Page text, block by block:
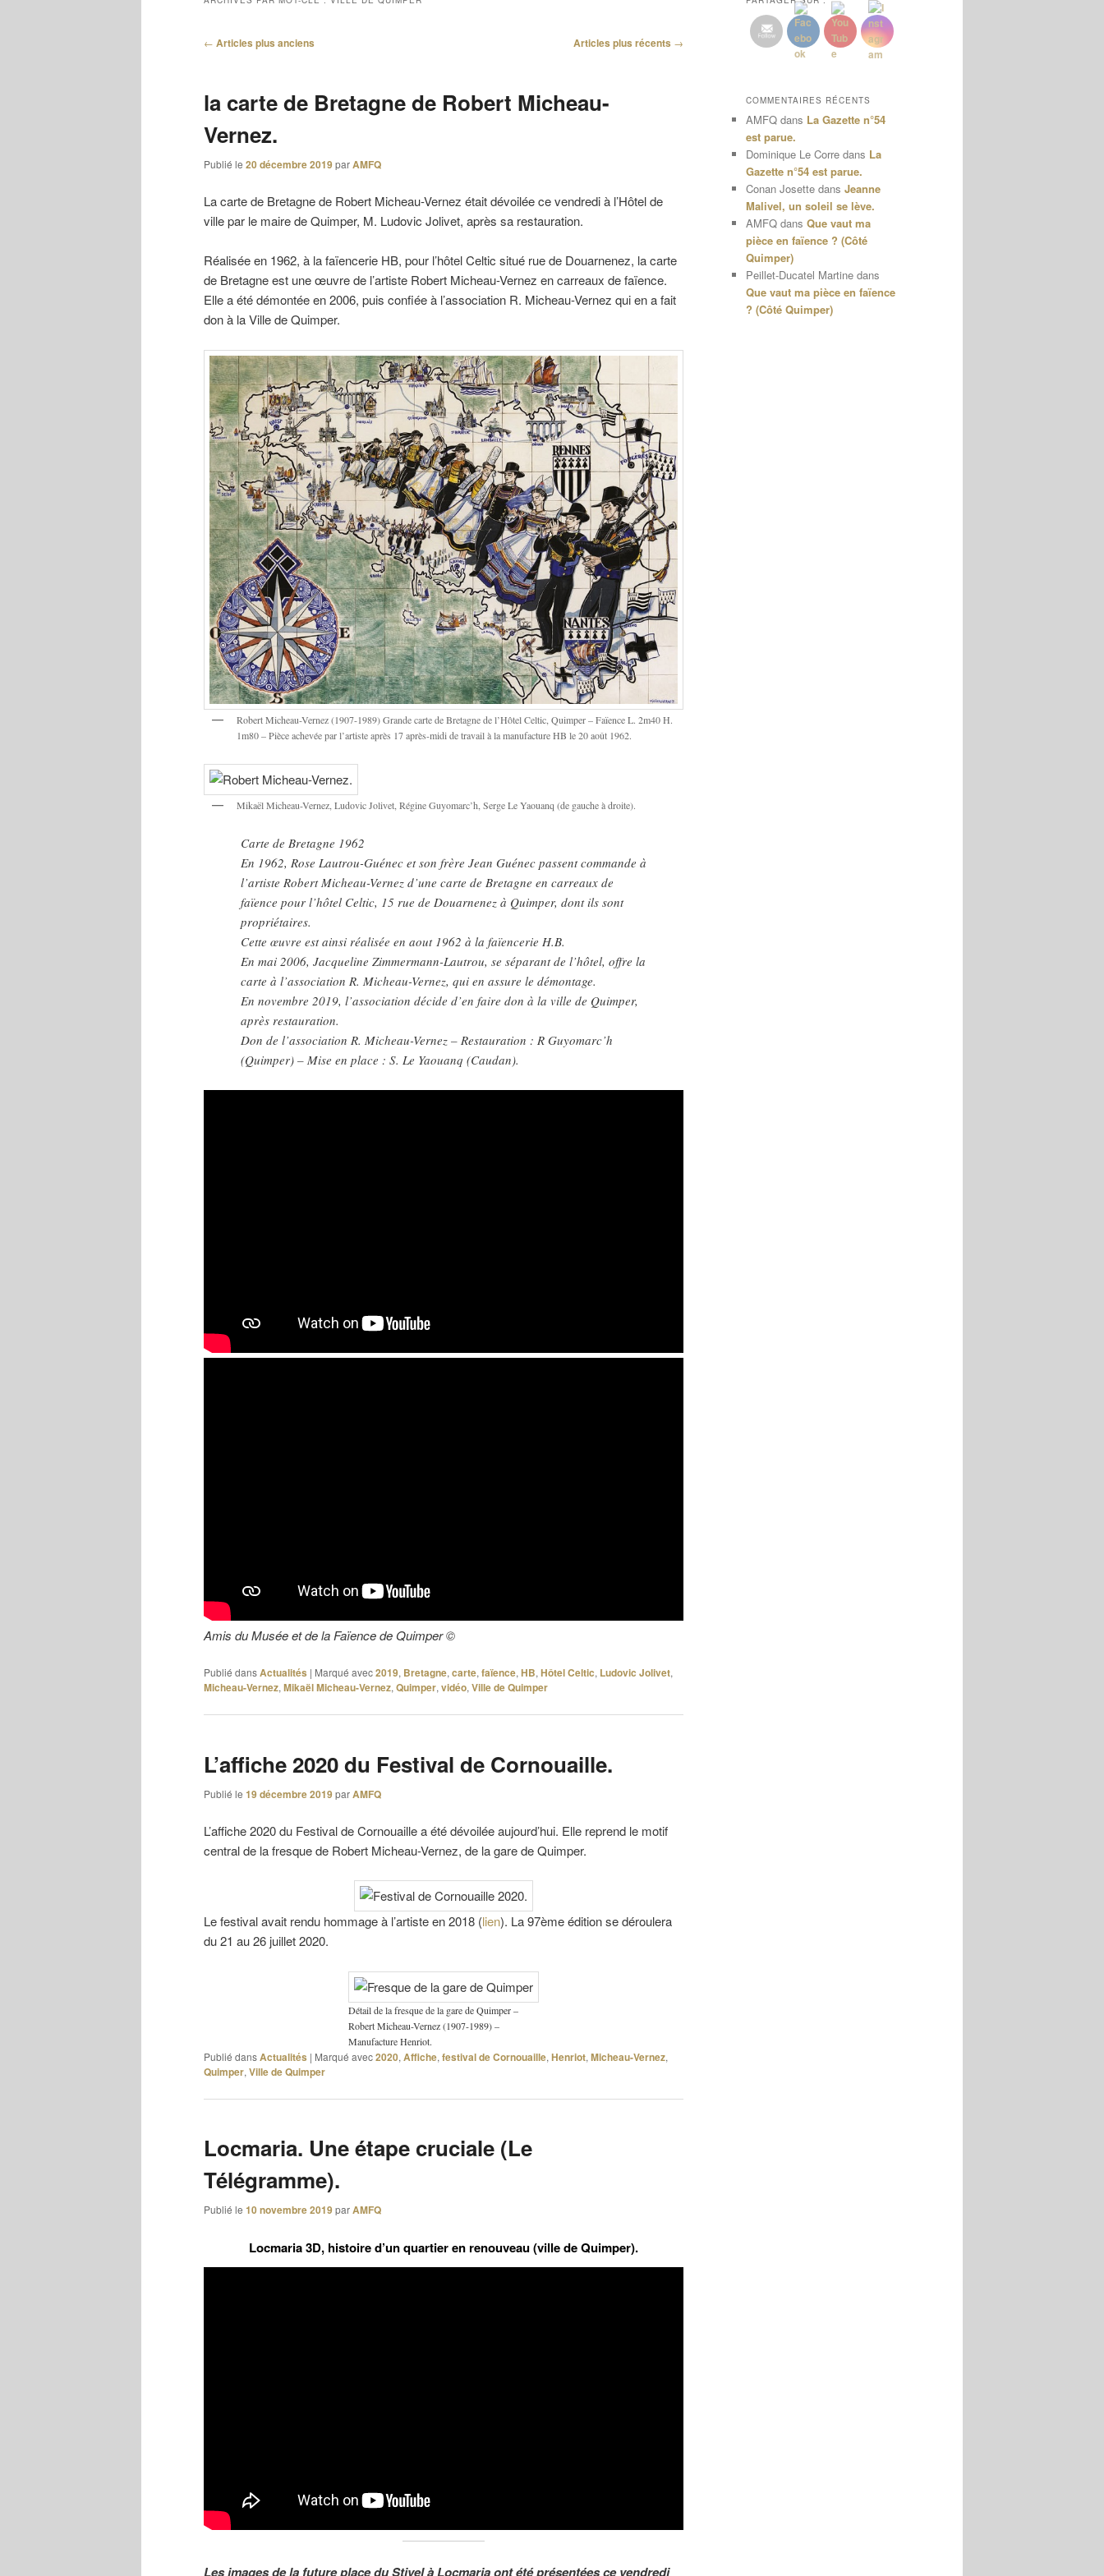
Navigation
← Articles plus anciens Articles plus récents →
la carte de Bretagne de Robert Micheau-
Vernez.
Publié le 20 décembre 2019parAMFQ
La carte de Bretagne de Robert Micheau-Vernez était dévoilée ce vendredi à l’Hôtel de
ville par le maire de Quimper, M. Ludovic Jolivet, après sa restauration.
Réalisée en 1962, à la faïencerie HB, pour l’hôtel Celtic situé rue de Douarnenez, la carte
de Bretagne est une œuvre de l’artiste Robert Micheau-Vernez en carreaux de faïence.
Elle a été démontée en 2006, puis confiée à l’association R. Micheau-Vernez qui en a fait
don à la Ville de Quimper.
Robert Micheau-Vernez (1907-1989) Grande carte de Bretagne de l’Hôtel Celtic, Quimper – Faïence L. 2m40 H.
1m80 – Pièce achevée par l’artiste après 17 après-midi de travail à la manufacture HB le 20 août 1962.
Mikaël Micheau-Vernez, Ludovic Jolivet, Régine Guyomarc’h, Serge Le Yaouanq (de gauche à droite).
Carte de Bretagne 1962
En 1962, Rose Lautrou-Guénec et son frère Jean Guénec passent commande à
l’artiste Robert Micheau-Vernez d’une carte de Bretagne en carreaux de
faïence pour l’hôtel Celtic, 15 rue de Douarnenez à Quimper, dont ils sont
propriétaires.
Cette œuvre est ainsi réalisée en aout 1962 à la faïencerie H.B.
En mai 2006, Jacqueline Zimmermann-Lautrou, se séparant de l’hôtel, offre la
carte à l’association R. Micheau-Vernez, qui en assure le démontage.
En novembre 2019, l’association décide d’en faire don à la ville de Quimper,
après restauration.
Don de l’association R. Micheau-Vernez – Restauration : R Guyomarc’h
(Quimper) – Mise en place : S. Le Yaouanq (Caudan).
Amis du Musée et de la Faïence de Quimper ©
Publié dansActualités | Marqué avec2019, Bretagne, carte, faïence, HB, Hôtel Celtic, Ludovic Jolivet,
Micheau-Vernez, Mikaël Micheau-Vernez, Quimper, vidéo, Ville de Quimper
L’affiche 2020 du Festival de Cornouaille.
Publié le 19 décembre 2019parAMFQ
L’affiche 2020 du Festival de Cornouaille a été dévoilée aujourd’hui. Elle reprend le motif
central de la fresque de Robert Micheau-Vernez, de la gare de Quimper.
Le festival avait rendu hommage à l’artiste en 2018 (lien). La 97ème édition se déroulera
du 21 au 26 juillet 2020.
Détail de la fresque de la gare de Quimper –
Robert Micheau-Vernez (1907-1989) –
Manufacture Henriot.
Publié dansActualités | Marqué avec2020, Affiche, festival de Cornouaille, Henriot, Micheau-Vernez,
Quimper, Ville de Quimper
Locmaria. Une étape cruciale (Le
Télégramme).
Publié le 10 novembre 2019parAMFQ
Locmaria 3D, histoire d’un quartier en renouveau (ville de Quimper).
Les images de la future place du Stivel à Locmaria ont été présentées ce vendredi
COMMENTAIRES RÉCENTS
AMFQ dans La Gazette n°54
est parue.
Dominique Le Corre dans La
Gazette n°54 est parue.
Conan Josette dans Jeanne
Malivel, un soleil se lève.
AMFQ dans Que vaut ma
pièce en faïence ? (Côté
Quimper)
Peillet-Ducatel Martine dans
Que vaut ma pièce en faïence
? (Côté Quimper)